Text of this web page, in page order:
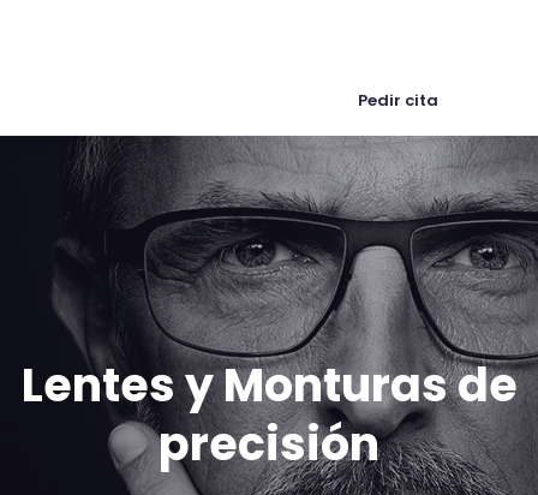
Pedir cita
Lentes y Monturas de
precisión